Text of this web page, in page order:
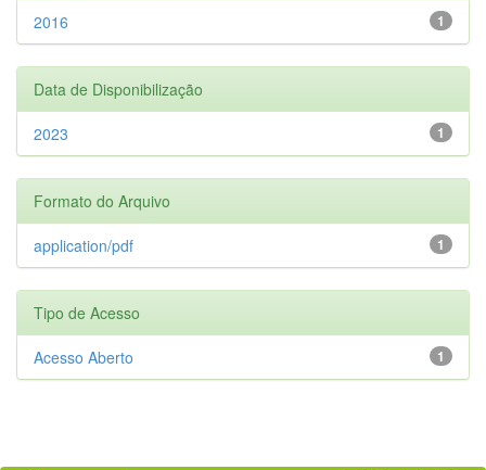
1
2016
Data de Disponibilização
1
2023
Formato do Arquivo
1
application/pdf
Tipo de Acesso
1
Acesso Aberto